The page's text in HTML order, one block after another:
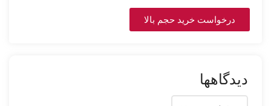
درخواست خرید حجم بالا
دیدگاهها